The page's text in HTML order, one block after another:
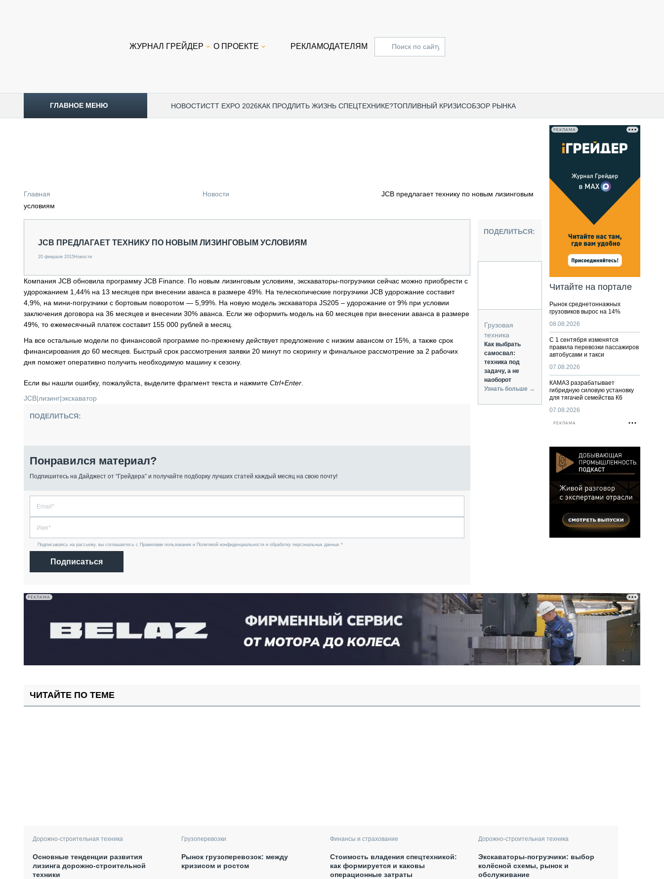
ЖУРНАЛ ГРЕЙДЕР О ПРОЕКТЕ РЕКЛАМОДАТЕЛЯМ
ГЛАВНОЕ МЕНЮ НОВОСТИCTT EXPO 2026КАК ПРОДЛИТЬ ЖИЗНЬ СПЕЦТЕХНИКЕ?ТОПЛИВНЫЙ КРИЗИСОБЗОР РЫНКА
ОБЗОР РЫНКА
ГРУЗОПЕРЕВОЗКИ
ИСПЫТАТЕЛИ
ТЕХНОЛОГИИ
ДОРОЖНАЯ ИНДУСТРИЯ
СЕРВИСМЕНЫ
ПОДЪЁМНАЯ ТЕХНИКА
ПАССАЖИРСКИЙ ТРАНСПОРТ
КАРЬЕРНАЯ ТЕХНИКА
ЛОГИСТИКА И СКЛАД
АВТОМАТИЗАЦИЯ И ТЕХНОЛОГИИ
Главная Новости
JCB предлагает технику по новым лизинговым
условиям
JCB ПРЕДЛАГАЕТ ТЕХНИКУ ПО НОВЫМ ЛИЗИНГОВЫМ УСЛОВИЯМ
20 февраля 2015Новости
Компания JCB обновила программу JCB Finance. По новым лизинговым условиям, экскаваторы-погрузчики сейчас можно приобрести с
удорожанием 1,44% на 13 месяцев при внесении аванса в размере 49%. На телескопические погрузчики JCB удорожание составит
4,9%, на мини-погрузчики с бортовым поворотом — 5,99%. На новую модель экскаватора JS205 – удорожание от 9% при условии
заключения договора на 36 месяцев и внесении 30% аванса. Если же оформить модель на 60 месяцев при внесении аванса в размере
49%, то ежемесячный платеж составит 155 000 рублей в месяц.
На все остальные модели по финансовой программе по-прежнему действует предложение с низким авансом от 15%, а также срок
финансирования до 60 месяцев. Быстрый срок рассмотрения заявки 20 минут по скорингу и финальное рассмотрение за 2 рабочих
дня поможет оперативно получить необходимую машину к сезону.
Если вы нашли ошибку, пожалуйста, выделите фрагмент текста и нажмите Ctrl+Enter
JCB|лизинг|экскаватор
ПОДЕЛИТЬСЯ:
Понравился материал?
Подпишитесь на Дайджест от “Грейдера” и получайте подборку лучших статей каждый месяц на свою почту!
Подписываясь на рассылку, вы соглашаетесь с Правилами пользования и Политикой конфиденциальности и обработку персональных данных *
Подписаться
ПОДЕЛИТЬСЯ:
Грузовая
техника
Как выбрать
самосвал:
техника под
задачу, а не
наоборот
Узнать больше →
РЕКЛАМА
Читайте на портале
Рынок среднетоннажных
грузовиков вырос на 14%
08.08.2026
С 1 сентября изменятся
правила перевозки пассажиров
автобусами и такси
07.08.2026
КАМАЗ разрабатывает
гибридную силовую установку
для тягачей семейства К6
07.08.2026
РЕКЛАМА
РЕКЛАМА
ЧИТАЙТЕ ПО ТЕМЕ
Дорожно-строительная техника
Основные тенденции развития
лизинга дорожно-строительной
техники
Грузоперевозки
Рынок грузоперевозок: между
кризисом и ростом
Финансы и страхование
Стоимость владения спецтехникой:
как формируется и каковы
операционные затраты
Дорожно-строительная техника
Экскаваторы-погрузчики: выбор
колёсной схемы, рынок и
обслуживание